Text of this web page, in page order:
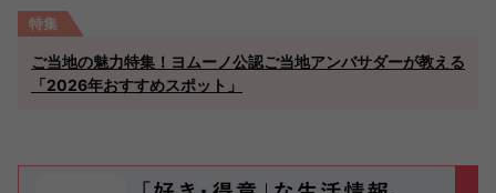
特集
ご当地の魅力特集！ヨムーノ公認ご当地アンバサダーが教える
「2026年おすすめスポット」